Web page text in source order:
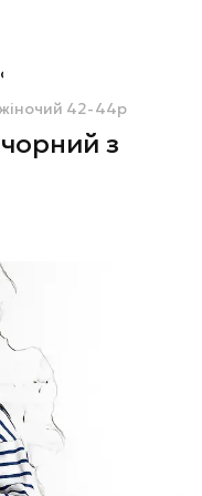
42-44р
з